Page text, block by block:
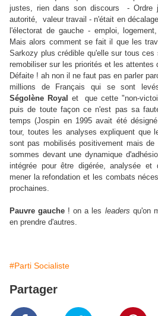
justes, rien dans son discours - Ordre
autorité, valeur travail - n'était en
l'électorat de gauche - emploi,
Mais alors comment se fait il que les
Sarkozy plus crédible qu'elle sur tous
remobiliser sur les priorités et les attentes
Défaite ! ah non il ne faut pas en parler
millions de Français qui se sont
Ségolène Royal et que cette "non-
puis de toute façon ce n'est pas sa
temps (Jospin en 1995 avait été
tour, toutes les analyses expliquent que
sont pas mobilisés positivement mais de
sommes devant une dynamique
intégrée pour être digérée, analysée
mener la refondation et les combats
prochaines.
Pauvre gauche ! on a les leaders qu'on
en prendre d'autres.
#Parti Socialiste
Partager